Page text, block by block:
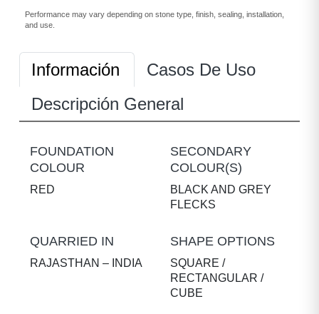
Performance may vary depending on stone type, finish, sealing, installation,
and use.
Información
Casos De Uso
Descripción General
FOUNDATION
COLOUR
RED
SECONDARY
COLOUR(S)
BLACK AND GREY
FLECKS
QUARRIED IN
RAJASTHAN – INDIA
SHAPE OPTIONS
SQUARE /
RECTANGULAR /
CUBE